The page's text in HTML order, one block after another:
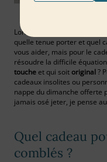
Lors d'un mariage ou d'un
quelle tenue porter et quel
vous aider, mais pour le
résoudre la difficile
touche et qui soit original?
cadeaux insolites ou
nappe du dimanche offerte
jamais osé jeter, je pense
Quel cadeau
comblés ?